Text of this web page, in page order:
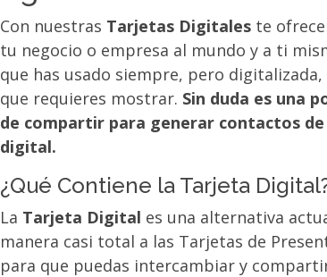
Con nuestras Tarjetas Digitales te
tu negocio o empresa al mundo y a ti
que has usado siempre, pero
que requieres mostrar. Sin duda es una
de compartir para generar contactos
digital.
¿Qué Contiene la Tarjeta
La Tarjeta Digital es una alternativa
manera casi total a las Tarjetas de
para que puedas intercambiar y